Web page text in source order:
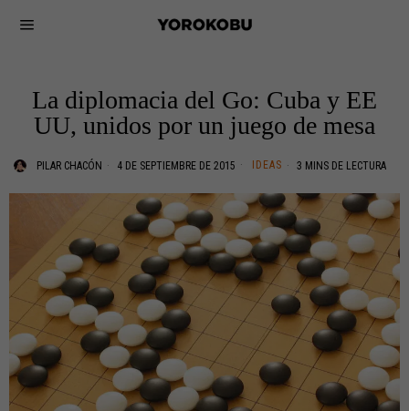
La diplomacia del Go: Cuba y EE
UU, unidos por un juego de mesa
PILAR CHACÓN 4 DE SEPTIEMBRE DE 2015 IDEAS 3 MINS DE LECTURA